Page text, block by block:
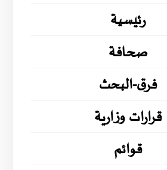
رئيسية
صحافة
فرق-البحث
قرارات وزارية
قوائم